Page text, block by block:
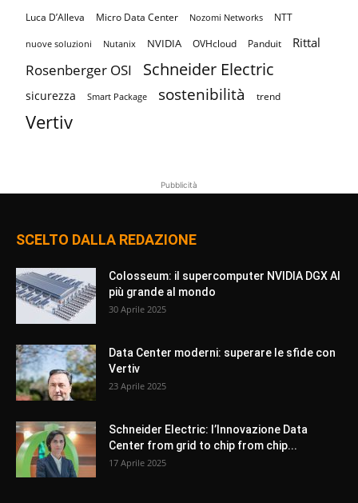
Luca D’Alleva Micro Data Center Nozomi Networks NTT
nuove soluzioni Nutanix NVIDIA OVHcloud Panduit Rittal
Rosenberger OSI Schneider Electric
sicurezza Smart Package sostenibilità trend
Vertiv
Pubblicità
SCELTO DALLA REDAZIONE
Colosseum: il supercomputer NVIDIA DGX AI
più grande al mondo
30 Aprile 2025
Data Center moderni: superare le sfide con
Vertiv
23 Aprile 2025
Schneider Electric: l’Innovazione Data
Center from grid to chip from chip...
17 Aprile 2025